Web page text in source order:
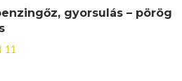
gyorsulás – pörög
11